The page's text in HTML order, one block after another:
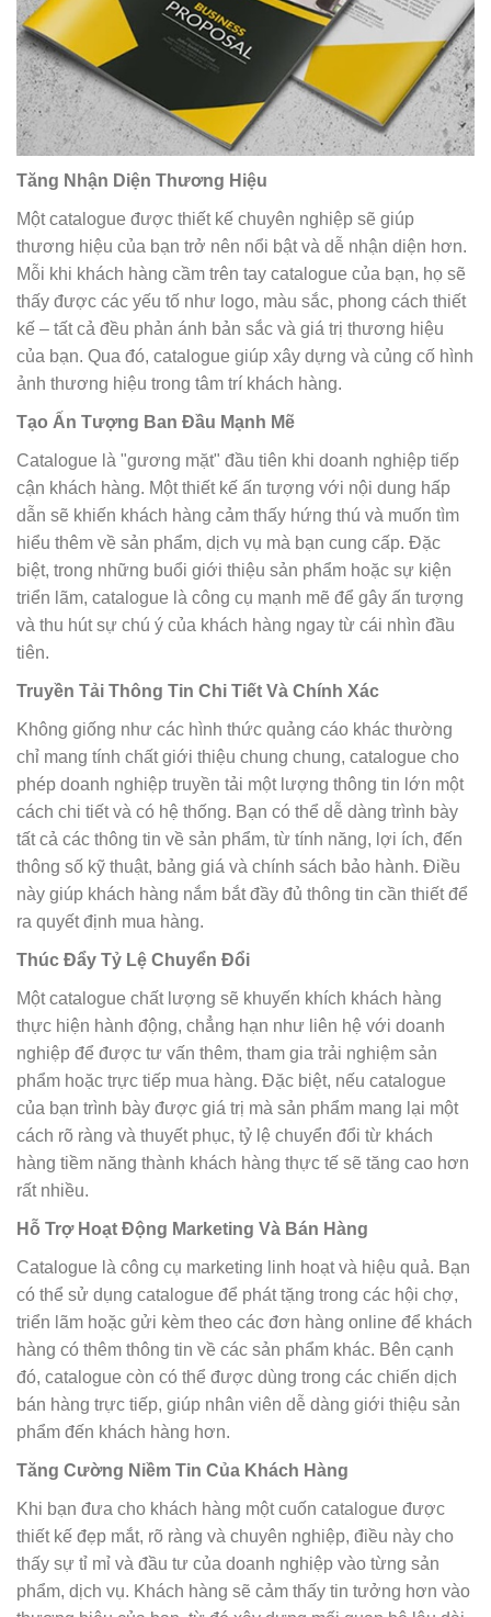
Tăng Nhận Diện Thương Hiệu
Một catalogue được thiết kế chuyên nghiệp sẽ giúp
thương hiệu của bạn trở nên nổi bật và dễ nhận diện hơn.
Mỗi khi khách hàng cầm trên tay catalogue của bạn, họ sẽ
thấy được các yếu tố như logo, màu sắc, phong cách thiết
kế – tất cả đều phản ánh bản sắc và giá trị thương hiệu
của bạn. Qua đó, catalogue giúp xây dựng và củng cố hình
ảnh thương hiệu trong tâm trí khách hàng.
Tạo Ấn Tượng Ban Đầu Mạnh Mẽ
Catalogue là "gương mặt" đầu tiên khi doanh nghiệp tiếp
cận khách hàng. Một thiết kế ấn tượng với nội dung hấp
dẫn sẽ khiến khách hàng cảm thấy hứng thú và muốn tìm
hiểu thêm về sản phẩm, dịch vụ mà bạn cung cấp. Đặc
biệt, trong những buổi giới thiệu sản phẩm hoặc sự kiện
triển lãm, catalogue là công cụ mạnh mẽ để gây ấn tượng
và thu hút sự chú ý của khách hàng ngay từ cái nhìn đầu
tiên.
Truyền Tải Thông Tin Chi Tiết Và Chính Xác
Không giống như các hình thức quảng cáo khác thường
chỉ mang tính chất giới thiệu chung chung, catalogue cho
phép doanh nghiệp truyền tải một lượng thông tin lớn một
cách chi tiết và có hệ thống. Bạn có thể dễ dàng trình bày
tất cả các thông tin về sản phẩm, từ tính năng, lợi ích, đến
thông số kỹ thuật, bảng giá và chính sách bảo hành. Điều
này giúp khách hàng nắm bắt đầy đủ thông tin cần thiết để
ra quyết định mua hàng.
Thúc Đẩy Tỷ Lệ Chuyển Đổi
Một catalogue chất lượng sẽ khuyến khích khách hàng
thực hiện hành động, chẳng hạn như liên hệ với doanh
nghiệp để được tư vấn thêm, tham gia trải nghiệm sản
phẩm hoặc trực tiếp mua hàng. Đặc biệt, nếu catalogue
của bạn trình bày được giá trị mà sản phẩm mang lại một
cách rõ ràng và thuyết phục, tỷ lệ chuyển đổi từ khách
hàng tiềm năng thành khách hàng thực tế sẽ tăng cao hơn
rất nhiều.
Hỗ Trợ Hoạt Động Marketing Và Bán Hàng
Catalogue là công cụ marketing linh hoạt và hiệu quả. Bạn
có thể sử dụng catalogue để phát tặng trong các hội chợ,
triển lãm hoặc gửi kèm theo các đơn hàng online để khách
hàng có thêm thông tin về các sản phẩm khác. Bên cạnh
đó, catalogue còn có thể được dùng trong các chiến dịch
bán hàng trực tiếp, giúp nhân viên dễ dàng giới thiệu sản
phẩm đến khách hàng hơn.
Tăng Cường Niềm Tin Của Khách Hàng
Khi bạn đưa cho khách hàng một cuốn catalogue được
thiết kế đẹp mắt, rõ ràng và chuyên nghiệp, điều này cho
thấy sự tỉ mỉ và đầu tư của doanh nghiệp vào từng sản
phẩm, dịch vụ. Khách hàng sẽ cảm thấy tin tưởng hơn vào